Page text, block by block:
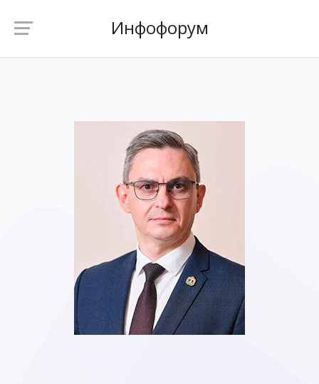
Инфофорум